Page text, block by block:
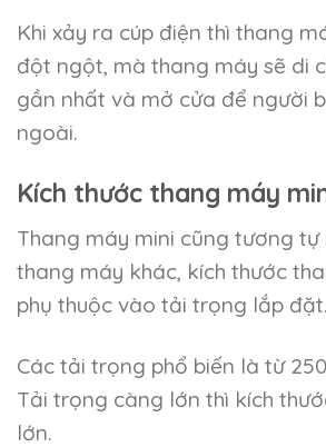
Khi xảy ra cúp điện thì thang
đột ngột, mà thang máy sẽ di
gần nhất và mở cửa để người
ngoài.
Kích thước thang máy
Thang máy mini cũng tương tự
thang máy khác, kích thước
phụ thuộc vào tải trọng lắp đặt.
Các tải trọng phổ biến là từ
Tải trọng càng lớn thì kích
lớn.